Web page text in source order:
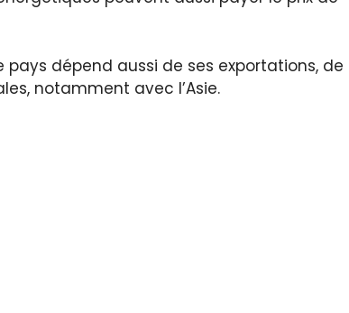
dépend aussi de ses exportations, de
notamment avec l’Asie.